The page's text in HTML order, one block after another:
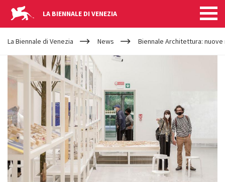
LA BIENNALE DI VENEZIA
YOUR
ARE
HERE
La Biennale di Venezia News Biennale Architettura: